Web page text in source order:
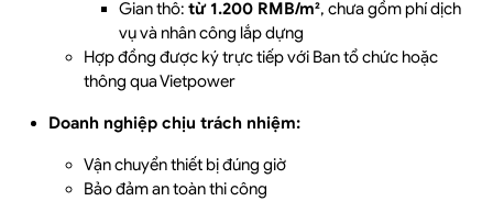
Gian thô: từ 1.200 RMB/m², chưa gồm phí dịch
vụ và nhân công lắp dựng
Hợp đồng được ký trực tiếp với Ban tổ chức hoặc
thông qua Vietpower
Doanh nghiệp chịu trách nhiệm:
Vận chuyển thiết bị đúng giờ
Bảo đảm an toàn thi công